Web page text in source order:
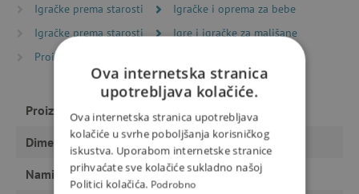
Igračke prema starosti
Igračke i oprema za bebe
Igračke prema starosti
Igre i igračke za mališane
Proizvođači
Proizvođač
Dimenzije 4,7 x 9,7 cm
Namijenjeno dječaku, djevojčici
Ova internetska stranica
upotrebljava kolačiće.
Ova internetska stranica upotrebljava
kolačiće u svrhe poboljšanja korisničkog
iskustva. Uporabom internetske stranice
prihvaćate sve kolačiće sukladno našoj
Politici kolačića. Podrobno